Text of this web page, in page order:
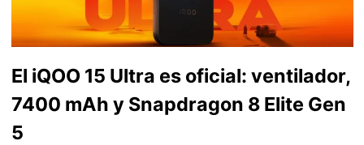
El iQOO 15 Ultra es oficial: ventilador,
7400 mAh y Snapdragon 8 Elite Gen
5